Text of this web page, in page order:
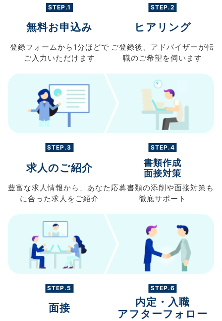
STEP.1
無料お申込み
登録フォームから 1分ほどで
ご入力 いただけます
STEP.2
ヒアリング
ご登録後、 アドバイザーが転
職のご希望を伺います
STEP.3
求人のご紹介
豊富な求人情報から、 あなた
に合った求人を ご紹介
STEP.4
書類作成
面接対策
応募書類の添削や面接対策も
徹底サポート
STEP.5
面接
STEP.6
内定・入職
アフターフォロー